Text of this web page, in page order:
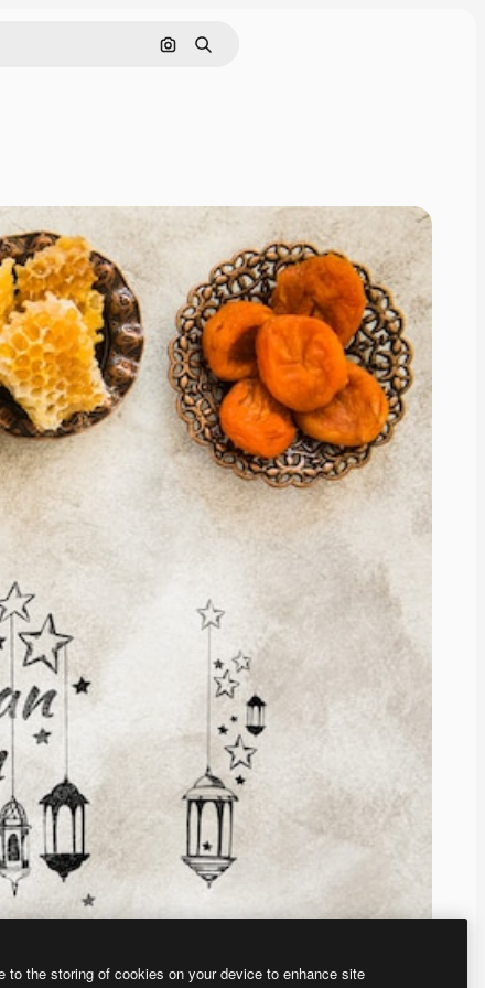
Поиск по изображению
Поиск
to the storing of cookies on your device to enhance site